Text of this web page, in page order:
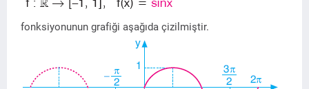
fonksiyonunun grafiği aşağıda çizilmiştir.